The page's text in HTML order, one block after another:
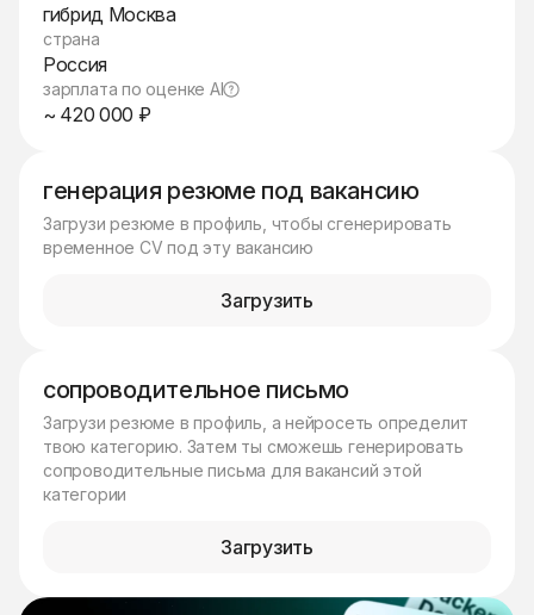
генерация резюме под вакансию
Загрузи резюме в профиль, чтобы сгенерировать
временное CV под эту вакансию
Загрузить
сопроводительное письмо
Загрузи резюме в профиль, а нейросеть определит
твою категорию. Затем ты сможешь генерировать
сопроводительные письма для вакансий этой
категории
Загрузить
гибрид Москва
страна
Россия
зарплата по оценке AI
~ 420 000 ₽